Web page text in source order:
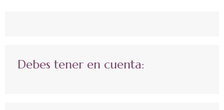
Debes tener en cuenta: